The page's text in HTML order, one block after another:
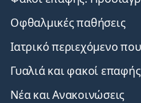
Οφθαλμικές παθήσεις
Ιατρικό περιεχόμενο
Γυαλιά και φακοί
Νέα και Ανακοινώσεις